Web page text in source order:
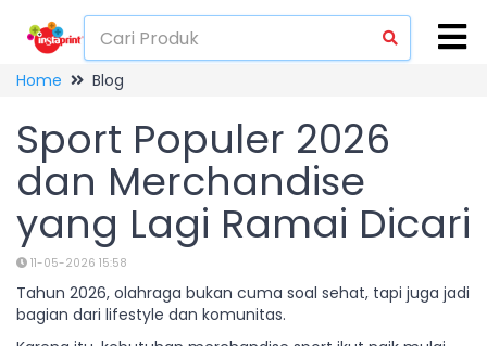
Home Blog
Sport Populer 2026
dan Merchandise
yang Lagi Ramai Dicari
11-05-2026 15:58
Tahun 2026, olahraga bukan cuma soal sehat, tapi juga jadi
bagian dari lifestyle dan komunitas.